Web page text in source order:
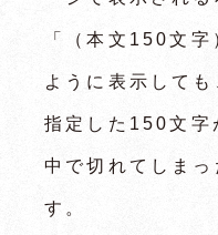
「（本文150文
ように表示しても
指定した150文字
中で切れてしまっ
す。